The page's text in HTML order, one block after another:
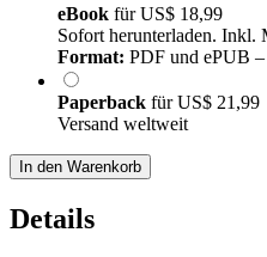
eBook fürUS$ 18,99
Sofort herunterladen. Inkl.
Format: PDF und ePUB
Paperback fürUS$ 21,99
Versand weltweit
In den Warenkorb
Details